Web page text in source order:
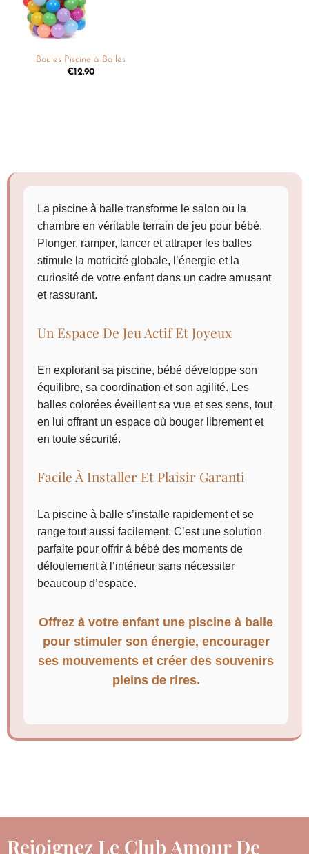
Boules Piscine à Balles
€12.90
La piscine à balle transforme le salon ou la
chambre en véritable terrain de jeu pour bébé.
Plonger, ramper, lancer et attraper les balles
stimule la motricité globale, l’énergie et la
curiosité de votre enfant dans un cadre amusant
et rassurant.
Un Espace De Jeu Actif Et Joyeux
En explorant sa piscine, bébé développe son
équilibre, sa coordination et son agilité. Les
balles colorées éveillent sa vue et ses sens, tout
en lui offrant un espace où bouger librement et
en toute sécurité.
Facile À Installer Et Plaisir Garanti
La piscine à balle s’installe rapidement et se
range tout aussi facilement. C’est une solution
parfaite pour offrir à bébé des moments de
défoulement à l’intérieur sans nécessiter
beaucoup d’espace.
Offrez à votre enfant une piscine à balle
pour stimuler son énergie, encourager
ses mouvements et créer des souvenirs
pleins de rires.
Rejoignez Le Club Amour De